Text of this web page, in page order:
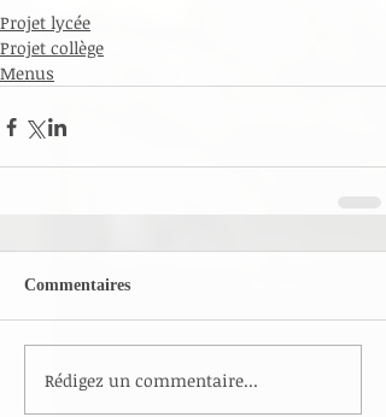
Projet lycée
Projet collège
Menus
Commentaires
Rédigez un commentaire...